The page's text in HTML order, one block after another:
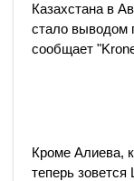
Казахстана в
стало выводом
сообщает
Кроме Алиева,
теперь